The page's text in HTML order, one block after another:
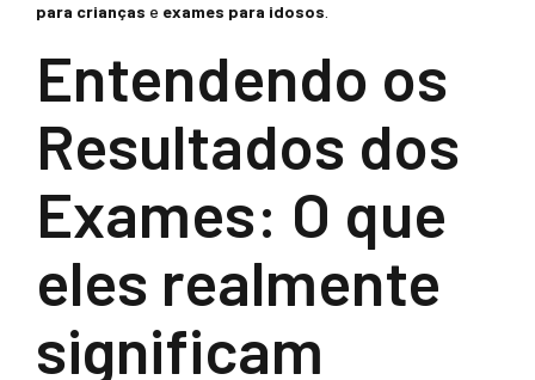
para crianças e exames para idosos
Entendendo os
Resultados dos
Exames: O que
eles realmente
significam